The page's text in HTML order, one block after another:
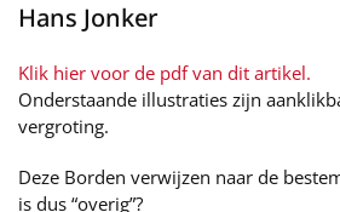
Hans Jonker
Klik hier voor de pdf van dit artikel.
Onderstaande illustraties zijn
vergroting.
Deze Borden verwijzen naar de
is dus “overig”?